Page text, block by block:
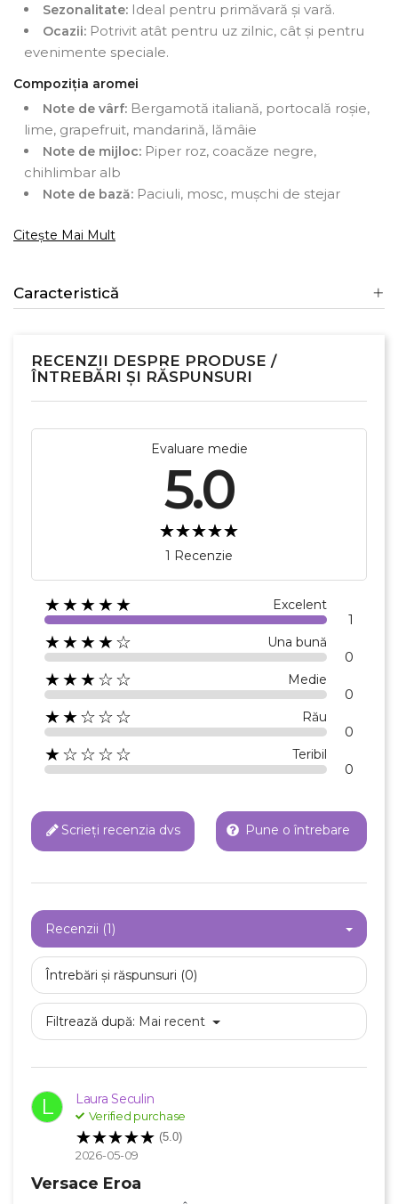
Sezonalitate: Ideal pentru primăvară și vară.
Ocazii: Potrivit atât pentru uz zilnic, cât și pentru
evenimente speciale.
Compoziția aromei
Note de vârf: Bergamotă italiană, portocală roșie,
lime, grapefruit, mandarină, lămâie
Note de mijloc: Piper roz, coacăze negre,
chihlimbar alb
Note de bază: Paciuli, mosc, mușchi de stejar
Citește Mai Mult
Caracteristică
RECENZII DESPRE PRODUSE /
ÎNTREBĂRI ȘI RĂSPUNSURI
Evaluare medie
5.0
1 Recenzie
★★★★★ Excelent
1
★★★★☆ Una bună
0
★★★☆☆ Medie
0
★★☆☆☆ Rău
0
★☆☆☆☆ Teribil
0
Scrieți recenzia dvs Pune o întrebare
Recenzii (1)
Întrebări și răspunsuri (0)
Filtrează după: Mai recent
L Laura Seculin
Verified purchase
(5.0)
2026-05-09
Versace Eroa